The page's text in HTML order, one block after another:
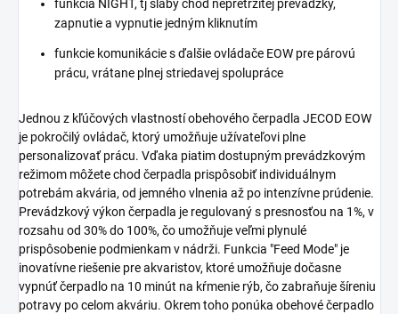
funkcia NIGHT, tj slabý chod nepretržitej prevádzky,
zapnutie a vypnutie jedným kliknutím
funkcie komunikácie s ďalšie ovládače EOW pre párovú
prácu, vrátane plnej striedavej spolupráce
Jednou z kľúčových vlastností obehového čerpadla JECOD EOW
je pokročilý ovládač, ktorý umožňuje užívateľovi plne
personalizovať prácu. Vďaka piatim dostupným prevádzkovým
režimom môžete chod čerpadla prispôsobiť individuálnym
potrebám akvária, od jemného vlnenia až po intenzívne prúdenie.
Prevádzkový výkon čerpadla je regulovaný s presnosťou na 1%, v
rozsahu od 30% do 100%, čo umožňuje veľmi plynulé
prispôsobenie podmienkam v nádrži. Funkcia "Feed Mode" je
inovatívne riešenie pre akvaristov, ktoré umožňuje dočasne
vypnúť čerpadlo na 10 minút na kŕmenie rýb, čo zabraňuje šíreniu
potravy po celom akváriu. Okrem toho ponúka obehové čerpadlo